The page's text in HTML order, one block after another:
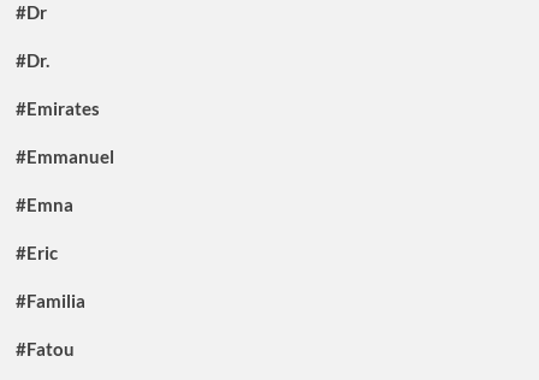
#Dr
#Dr.
#Emirates
#Emmanuel
#Emna
#Eric
#Familia
#Fatou